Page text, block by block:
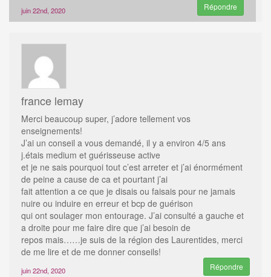
juin 22nd, 2020 Répondre
france lemay
Merci beaucoup super, j’adore tellement vos
enseignements!
J’ai un conseil a vous demandé, il y a environ 4/5 ans
j.étais medium et guérisseuse active
et je ne sais pourquoi tout c’est arreter et j’ai énormément
de peine a cause de ca et pourtant j’ai
fait attention a ce que je disais ou faisais pour ne jamais
nuire ou induire en erreur et bcp de guérison
qui ont soulager mon entourage. J’ai consulté a gauche et
a droite pour me faire dire que j’ai besoin de
repos mais……je suis de la région des Laurentides, merci
de me lire et de me donner conseils!
juin 22nd, 2020 Répondre